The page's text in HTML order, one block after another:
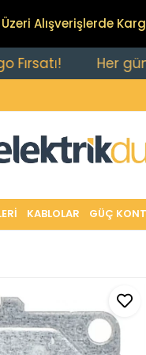
Üzeri Alışverişlerde
Her gün Saat
KABLOLAR GÜÇ